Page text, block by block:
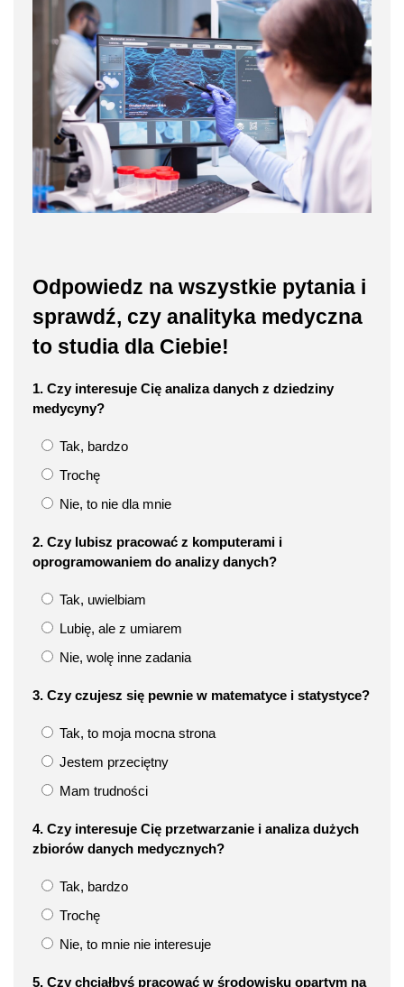
Odpowiedz na wszystkie pytania i
sprawdź, czy analityka medyczna
to studia dla Ciebie!
1. Czy interesuje Cię analiza danych z dziedziny
medycyny?
Tak, bardzo
Trochę
Nie, to nie dla mnie
2. Czy lubisz pracować z komputerami i
oprogramowaniem do analizy danych?
Tak, uwielbiam
Lubię, ale z umiarem
Nie, wolę inne zadania
3. Czy czujesz się pewnie w matematyce i statystyce?
Tak, to moja mocna strona
Jestem przeciętny
Mam trudności
4. Czy interesuje Cię przetwarzanie i analiza dużych
zbiorów danych medycznych?
Tak, bardzo
Trochę
Nie, to mnie nie interesuje
5. Czy chciałbyś pracować w środowisku opartym na